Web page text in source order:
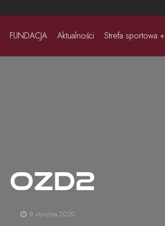
FUNDACJA Aktualności Strefa sportowa +
OZD2
8 stycznia 2020